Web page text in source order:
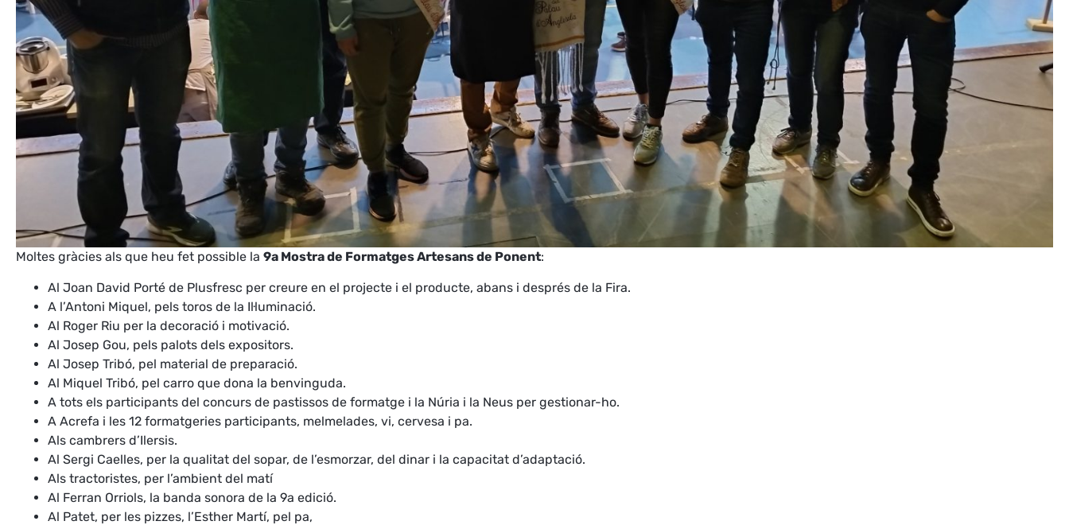
Moltes gràcies als que heu fet possible la 9a Mostra de Formatges Artesans de Ponent:
Al Joan David Porté de Plusfresc per creure en el projecte i el producte, abans i després de la Fira.
A l’Antoni Miquel, pels toros de la Il·luminació.
Al Roger Riu per la decoració i motivació.
Al Josep Gou, pels palots dels expositors.
Al Josep Tribó, pel material de preparació.
Al Miquel Tribó, pel carro que dona la benvinguda.
A tots els participants del concurs de pastissos de formatge i la Núria i la Neus per gestionar-ho.
A Acrefa i les 12 formatgeries participants, melmelades, vi, cervesa i pa.
Als cambrers d’Ilersis.
Al Sergi Caelles, per la qualitat del sopar, de l’esmorzar, del dinar i la capacitat d’adaptació.
Als tractoristes, per l’ambient del matí
Al Ferran Orriols, la banda sonora de la 9a edició.
Al Patet, per les pizzes, l’Esther Martí, pel pa,